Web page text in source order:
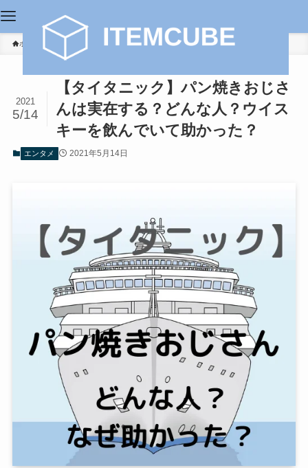
ホーム
【タイタニック】パン焼きおじさ
んは実在する？どんな人？ウイス
キーを飲んでいて助かった？
2021
5/14
エンタメ 2021年5月14日